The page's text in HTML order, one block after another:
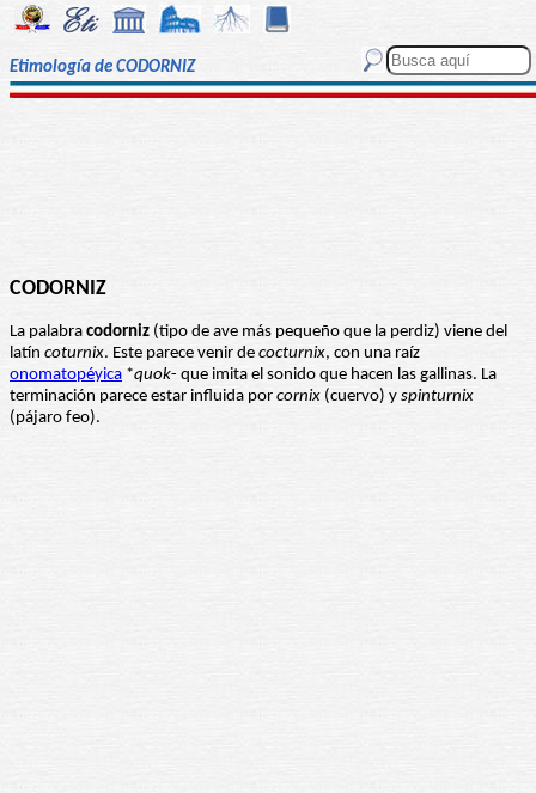
Etimología de CODORNIZ
CODORNIZ
La palabra codorniz (tipo de ave más pequeño que la perdiz) viene del
latín coturnix. Este parece venir de cocturnix, con una raíz
onomatopéyica *quok- que imita el sonido que hacen las gallinas. La
terminación parece estar influida por cornix (cuervo) y spinturnix
(pájaro feo).